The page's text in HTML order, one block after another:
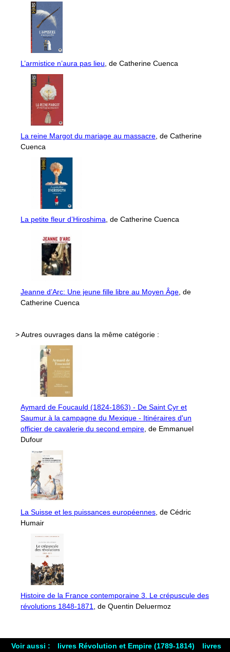
L’armistice n’aura pas lieu , de Catherine Cuenca
La reine Margot du mariage au massacre , de Catherine
Cuenca
La petite fleur d’Hiroshima , de Catherine Cuenca
Jeanne d’Arc: Une jeune fille libre au Moyen Âge , de
Catherine Cuenca
> Autres ouvrages dans la même catégorie :
Aymard de Foucauld (1824-1863) - De Saint Cyr et
Saumur à la campagne du Mexique - Itinéraires d'un
officier de cavalerie du second empire , de Emmanuel
Dufour
La Suisse et les puissances européennes , de Cédric
Humair
Histoire de la France contemporaine 3. Le crépuscule des
révolutions 1848-1871
, de Quentin Deluermoz
Voir aussi : livres Révolution et Empire (1789-1814) livres